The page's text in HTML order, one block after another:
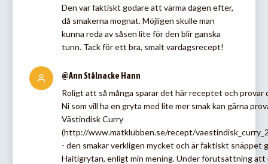
Den var faktiskt godare att värma dagen efter,
då smakerna mognat. Möjligen skulle man
kunna reda av såsen lite för den blir ganska
tunn. Tack för ett bra, smalt vardagsrecept!
@Ann Stålnacke Hann
Roligt att så många sparar det här receptet och provar
Ni som vill ha en gryta med lite mer smak kan gärna
Västindisk Curry
(http://www.matklubben.se/recept/
- den smakar verkligen mycket och är faktiskt snäppet
Haitigrytan, enligt min mening. Under förutsättning att